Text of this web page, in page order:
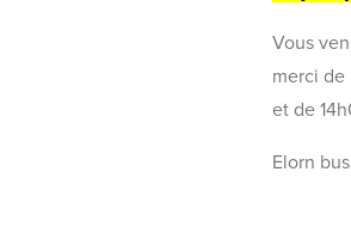
Vous
merci de
et de
Elorn